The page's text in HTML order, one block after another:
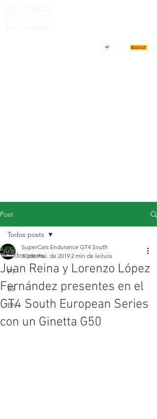
Post
Todos posts
PT
ES
EN
Todos posts
Juan Reina y Lorenzo López
Fernández presentes en el
GT4 South European Series
con un Ginetta G50
SuperCars Endurance GT4 South
10 de mai. de 2019 2 min de leitura